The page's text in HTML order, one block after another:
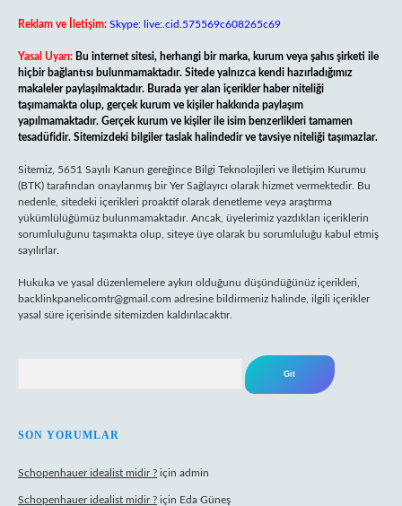
Reklam ve İletişim: Skype: live:.cid.575569c608265c69
Yasal Uyarı: Bu internet sitesi, herhangi bir marka, kurum veya şahıs şirketi ile
hiçbir bağlantısı bulunmamaktadır. Sitede yalnızca kendi hazırladığımız
makaleler paylaşılmaktadır. Burada yer alan içerikler haber niteliği
taşımamakta olup, gerçek kurum ve kişiler hakkında paylaşım
yapılmamaktadır. Gerçek kurum ve kişiler ile isim benzerlikleri tamamen
tesadüfidir. Sitemizdeki bilgiler taslak halindedir ve tavsiye niteliği taşımazlar.
Sitemiz, 5651 Sayılı Kanun gereğince Bilgi Teknolojileri ve İletişim Kurumu
(BTK) tarafından onaylanmış bir Yer Sağlayıcı olarak hizmet vermektedir. Bu
nedenle, sitedeki içerikleri proaktif olarak denetleme veya araştırma
yükümlülüğümüz bulunmamaktadır. Ancak, üyelerimiz yazdıkları içeriklerin
sorumluluğunu taşımakta olup, siteye üye olarak bu sorumluluğu kabul etmiş
sayılırlar.
Hukuka ve yasal düzenlemelere aykırı olduğunu düşündüğünüz içerikleri,
backlinkpanelicomtr@gmail.com adresine bildirmeniz halinde, ilgili içerikler
yasal süre içerisinde sitemizden kaldırılacaktır.
SON YORUMLAR
Schopenhauer idealist midir ? için admin
Schopenhauer idealist midir ? için Eda Güneş